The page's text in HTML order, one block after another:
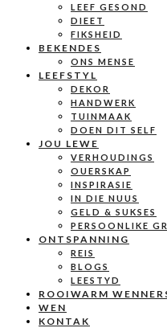
LEEF GESOND
DIEET
FIKSHEID
BEKENDES
ONS MENSE
LEEFSTYL
DEKOR
HANDWERK
TUINMAAK
DOEN DIT SELF
JOU LEWE
VERHOUDINGS
OUERSKAP
INSPIRASIE
IN DIE NUUS
GELD & SUKSES
PERSOONLIKE
ONTSPANNING
REIS
BLOGS
LEESTYD
ROOIWARM
WEN
KONTAK